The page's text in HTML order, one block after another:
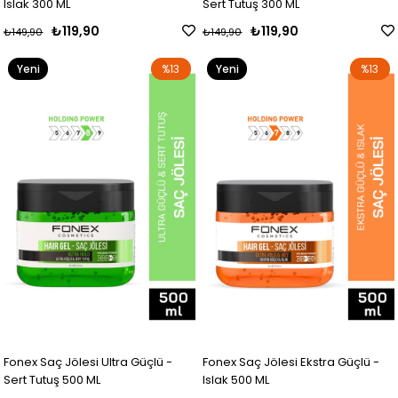
Islak 300 ML
₺119,90
₺149,90
Sert Tutuş 300 ML
₺119,90
₺149,90
Fonex Saç Jölesi Ultra Güçlü -
Sert Tutuş 500 ML
%13
Yeni
Fonex Saç Jölesi Ekstra Güçlü -
Islak 500 ML
%13
Yeni